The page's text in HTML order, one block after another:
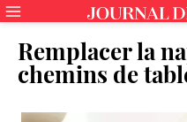
Remplacer la
chemins de